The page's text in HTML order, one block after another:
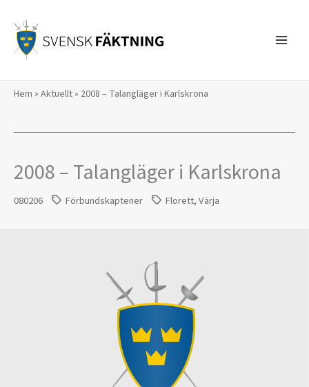
innehåll
Hem » Aktuellt» 2008 – Talangläger i Karlskrona
2008 – Talangläger i Karlskrona
080206 Förbundskaptener Florett,Värja